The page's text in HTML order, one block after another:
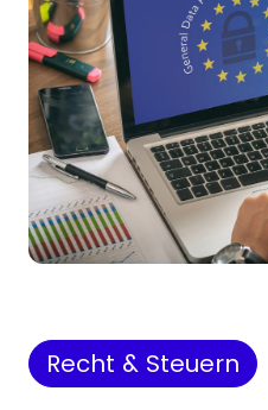
Recht & Steuern